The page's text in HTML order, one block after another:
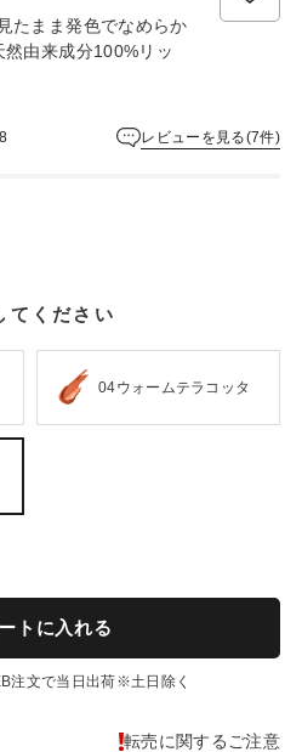
たまま発色でなめらか
由来成分100%リッ
レビューを見る(7件)
てください
04ウォームテラコッタ
トに入れる
注文で当日出荷※土日除く
転売に関するご注意